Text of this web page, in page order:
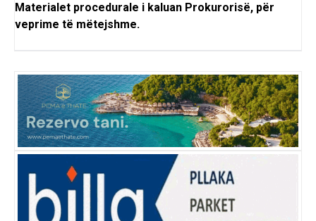
Materialet procedurale i kaluan Prokurorisë, për
veprime të mëtejshme.